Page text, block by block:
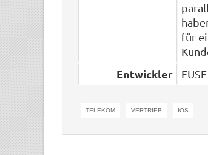
für
Entwickler
TELEKOM VERTRIEB IOS